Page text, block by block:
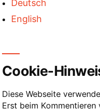
Deutsch
English
Cookie-
Diese Webseite
Erst beim